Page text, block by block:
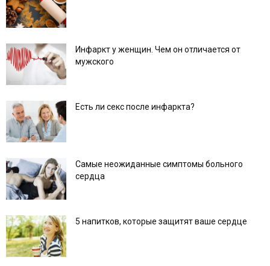
Инфаркт у женщин. Чем он отличается от
мужского
Есть ли секс после инфаркта?
Самые неожиданные симптомы больного
сердца
5 напитков, которые защитят ваше сердце